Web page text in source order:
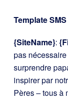
Template SMS
{SiteName}:
pas
surprendre
inspirer par
Pères – tous à